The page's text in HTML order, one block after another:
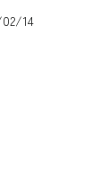
14